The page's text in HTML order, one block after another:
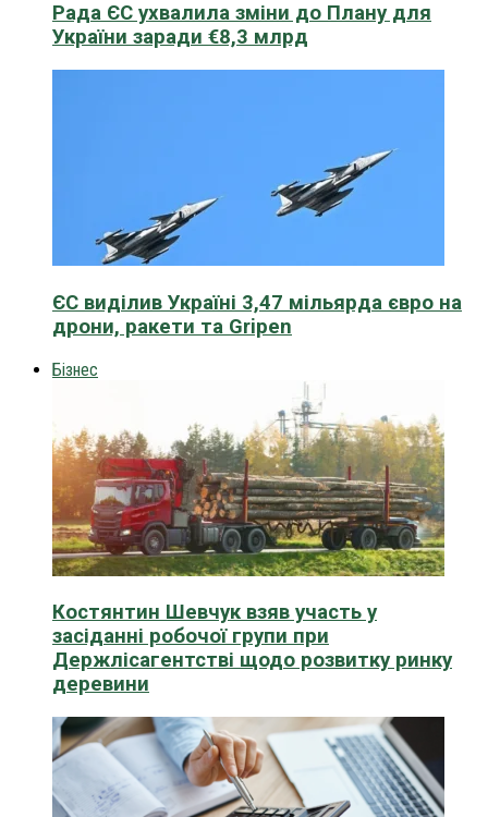
Рада ЄС ухвалила зміни до Плану для
України заради €8,3 млрд
ЄС виділив Україні 3,47 мільярда євро на
дрони, ракети та Gripen
Бізнес
Костянтин Шевчук взяв участь у
засіданні робочої групи при
Держлісагентстві щодо розвитку ринку
деревини